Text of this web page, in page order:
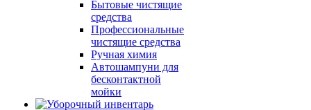
Бытовые чистящие
средства
Профессиональные
чистящие средства
Ручная химия
Автошампуни для
бесконтактной
мойки